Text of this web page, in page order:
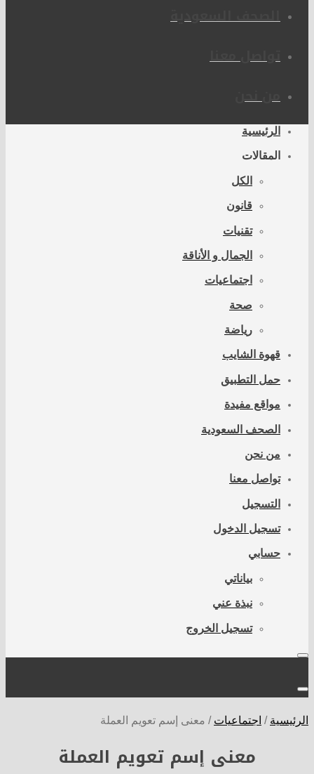
الصحف السعودية
تواصل معنا
من نحن
الرئيسية
المقالات
الكل
قانون
تقنيات
الجمال و الأناقة
اجتماعيات
صحة
رياضة
قهوة الشايب
حمل التطبيق
مواقع مفيدة
الصحف السعودية
من نحن
تواصل معنا
التسجيل
تسجيل الدخول
حسابي
بياناتي
نبذة عني
تسجيل الخروج
الرئيسية / اجتماعيات / معنى إسم تعويم العملة
معنى إسم تعويم العملة